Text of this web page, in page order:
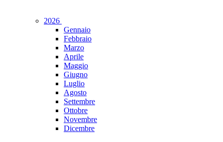
2026
Gennaio
Febbraio
Marzo
Aprile
Maggio
Giugno
Luglio
Agosto
Settembre
Ottobre
Novembre
Dicembre